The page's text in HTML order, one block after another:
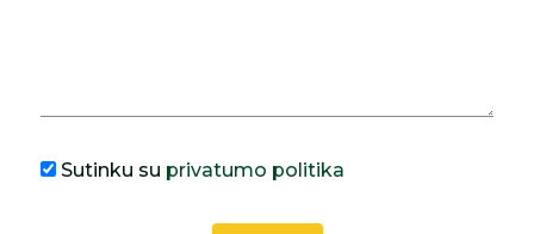
Sutinku su privatumo politika